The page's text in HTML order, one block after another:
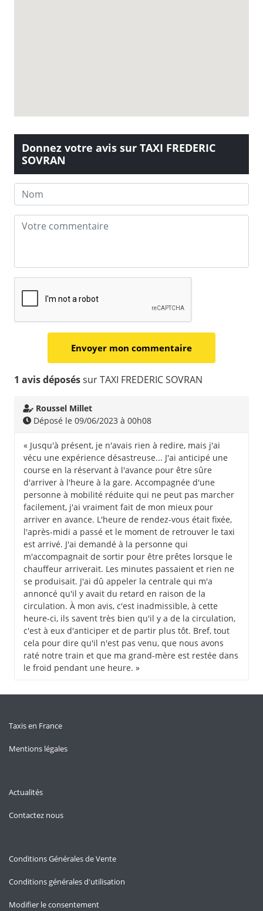
Donnez votre avis sur TAXI FREDERIC
SOVRAN
1 avis déposéssur TAXI FREDERIC SOVRAN
Roussel Millet
Déposé le 09/06/2023 à 00h08
« Jusqu'à présent, je n'avais rien à redire, mais j'ai
vécu une expérience désastreuse... J'ai anticipé une
course en la réservant à l'avance pour être sûre
d'arriver à l'heure à la gare. Accompagnée d'une
personne à mobilité réduite qui ne peut pas marcher
facilement, j'ai vraiment fait de mon mieux pour
arriver en avance. L'heure de rendez-vous était fixée,
l'après-midi a passé et le moment de retrouver le taxi
est arrivé. J'ai demandé à la personne qui
m'accompagnait de sortir pour être prêtes lorsque le
chauffeur arriverait. Les minutes passaient et rien ne
se produisait. J'ai dû appeler la centrale qui m'a
annoncé qu'il y avait du retard en raison de la
circulation. À mon avis, c'est inadmissible, à cette
heure-ci, ils savent très bien qu'il y a de la circulation,
c'est à eux d'anticiper et de partir plus tôt. Bref, tout
cela pour dire qu'il n'est pas venu, que nous avons
raté notre train et que ma grand-mère est restée dans
le froid pendant une heure. »
Taxis en France
Mentions légales
Actualités
Contactez nous
Conditions Générales de Vente
Conditions générales d'utilisation
Modifier le consentement